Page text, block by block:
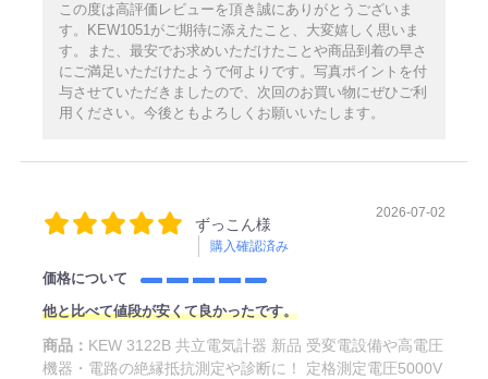
この度は高評価レビューを頂き誠にありがとうございま
す。KEW1051がご期待に添えたこと、大変嬉しく思いま
す。また、最安でお求めいただけたことや商品到着の早さ
にご満足いただけたようで何よりです。写真ポイントを付
与させていただきましたので、次回のお買い物にぜひご利
用ください。今後ともよろしくお願いいたします。
ずっこん様
購入確認済み
2026-07-02
価格について
他と比べて値段が安くて良かったです。
商品： KEW 3122B 共立電気計器 新品 受変電設備や高電圧
機器・電路の絶縁抵抗測定や診断に！ 定格測定電圧5000V